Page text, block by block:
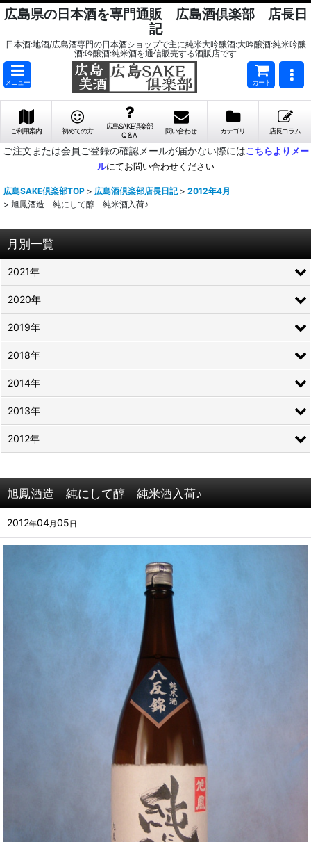
広島県の日本酒を専門通販 広島酒倶楽部 店長日
記
日本酒:地酒/広島酒専門の日本酒ショップで主に純米大吟醸酒:大吟醸酒:純米吟醸
酒:吟醸酒:純米酒を通信販売する酒販店です
メニュー カート
ご利用案内 初めての方
広島SAKE倶楽部
Q & A
問い合わせ カテゴリ 店長コラム
ご注文または会員ご登録の確認メールが届かない際にはこちらよりメー
ルにてお問い合わせください
広島SAKE倶楽部TOP > 広島酒倶楽部店長日記 > 2012年4月
> 旭鳳酒造 純にして醇 純米酒入荷♪
旭鳳酒造 純にして醇 純米酒入荷♪
2012年04月 05 日
月別一覧
2021年
2020年
2019年
2018年
2014年
2013年
2012年